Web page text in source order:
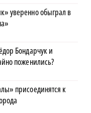
уверенно обыграл в
Бондарчук и
поженились?
присоединятся к